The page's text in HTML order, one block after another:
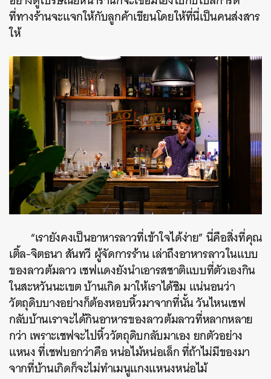
ที่ทางร้านจะแจกให้กับลูกค้าเขียนโดยให้ที่นี่เป็นคนส่งสาร
ให้
“เรายังคงเป็นอาหารลาวที่เข้าใจได้ง่าย” นี่คือสิ่งที่คุณ
เติ้ล-จิตธนา สันทวี ผู้จัดการร้านเล่าถึงอาหารลาวในแบบ
ของลาวต้มลาว เชฟแดงยังนำเอารสชาติแบบที่ตัวเองกิน
ในสะหวันนะเขต บ้านเกิด มาให้เราได้ชิม แน่นอนว่า
วัตถุดิบบางอย่างก็ต้องหอบหิ้วมาจากที่นั้น วันไหนเชฟ
กลับบ้านเราจะได้กินอาหารของลาวต้มลาวที่หลากหลาย
กว่า เพราะเชฟจะไปหิ้ววัตถุดิบกลับมาเองยกตัวอย่าง
แหนง ที่เชฟบอกว่าคือ หน่อไม้หน่อเล็ก ที่ถ้าไม่มีของมา
จากที่บ้านเกิดก็จะไม่ทำเมนูแกงแหนงหน่อไม้